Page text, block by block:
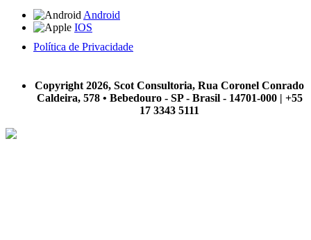
Android
IOS
Política de Privacidade
Copyright 2026, Scot Consultoria, Rua Coronel Conrado
Caldeira, 578 • Bebedouro - SP - Brasil - 14701-000 | +55
17 3343 5111